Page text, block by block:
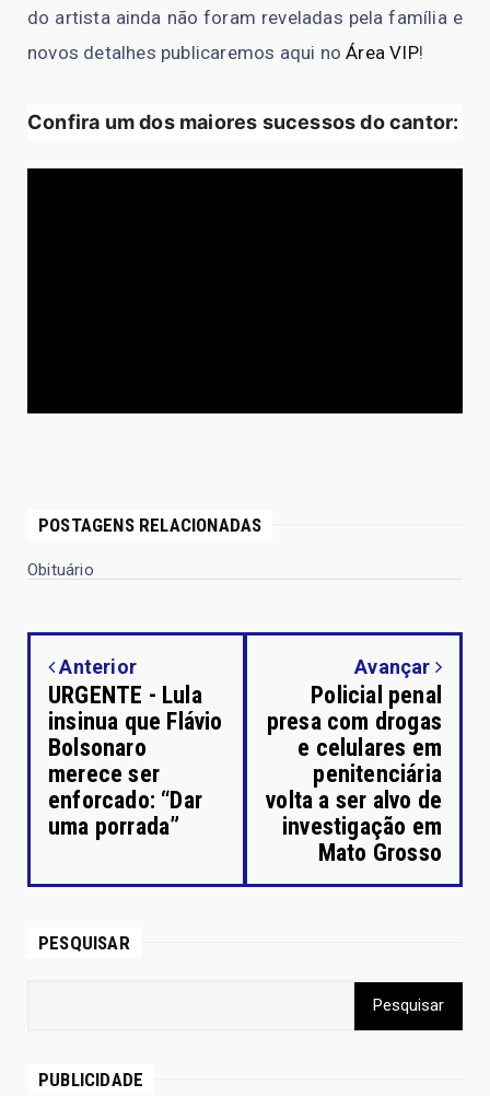
do artista ainda não foram reveladas pela família e
novos detalhes publicaremos aqui noÁrea VIP!
Confira um dos maiores sucessos do cantor:
POSTAGENS RELACIONADAS
Obituário
Anterior
URGENTE - Lula
insinua que Flávio
Bolsonaro
merece ser
enforcado: “Dar
uma porrada”
Avançar
Policial penal
presa com drogas
e celulares em
penitenciária
volta a ser alvo de
investigação em
Mato Grosso
PESQUISAR
PUBLICIDADE